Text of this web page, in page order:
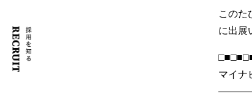
このた
に出展
マイナ